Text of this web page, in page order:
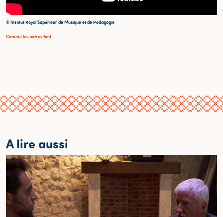
© Institut Royal Supérieur de Musique et de Pédagogie
Comme les autres font
A lire aussi